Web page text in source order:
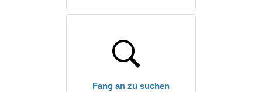
Fang an zu suchen